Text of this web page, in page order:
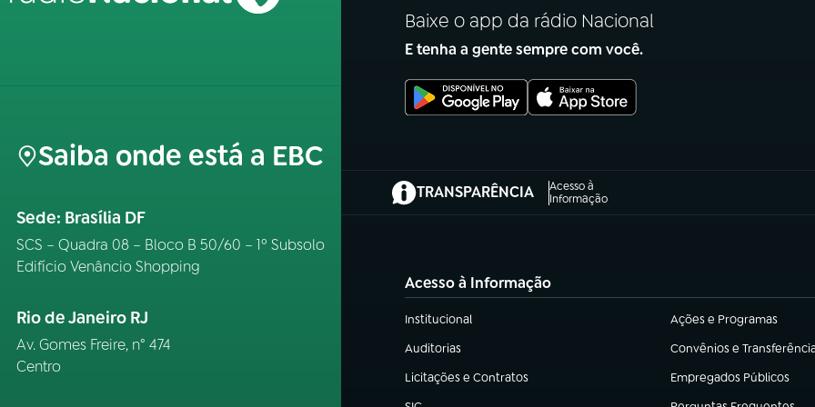
Saiba onde está a EBC
Sede: Brasília DF
SCS – Quadra 08 – Bloco B 50/60 – 1º Subsolo
Edifício Venâncio Shopping
Rio de Janeiro RJ
Av. Gomes Freire, n° 474
Centro
Baixe o app da rádio Nacional
E tenha a gente sempre com você.
TRANSPARÊNCIA
Acesso à
Informação
(abre em nova aba)
Acesso à Informação
Institucional
(abre em nova aba) Ações e Programas
(abre em nova aba)
Auditorias
(abre em nova aba) Convênios e
(abre em nova aba)
Licitações e Contratos
(abre em nova aba) Empregados Públicos
(abre em nova aba)